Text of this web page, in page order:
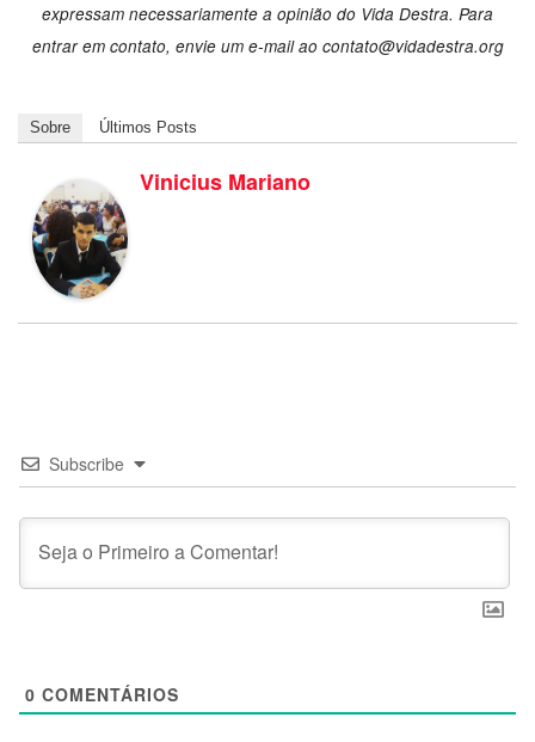
expressam necessariamente a opinião do Vida Destra. Para
entrar em contato, envie um e-mail ao contato@vidadestra.org
Sobre Últimos Posts
Vinicius Mariano
Subscribe
0 COMENTÁRIOS